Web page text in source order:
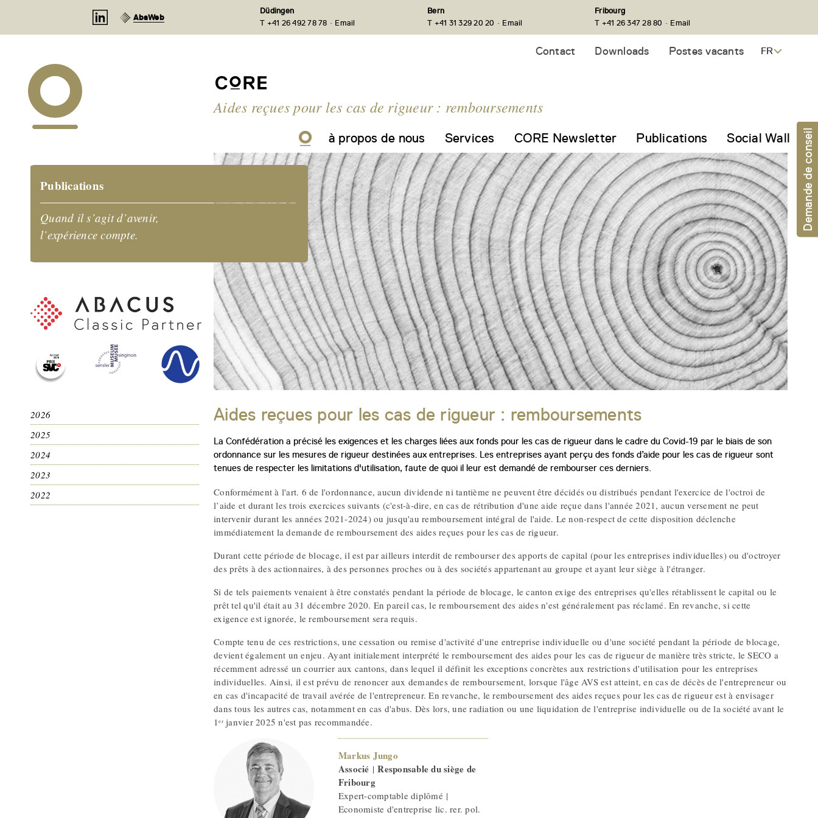
AbaWeb
Düdingen
T +41 26 492 78 78 · Email
Bern
T +41 31 329 20 20 · Email
Fribourg
T +41 26 347 28 80 · Email
Contact Downloads Postes vacants FR
Aides reçues pour les cas de rigueur : remboursements
à propos de nous Services CORE Newsletter Publications Social Wall
Publications
Quand il s’agit d’avenir,
l’expérience compte.
2026
2025
2024
2023
2022
Aides reçues pour les cas de rigueur : remboursements
La Confédération a précisé les exigences et les charges liées aux fonds pour les cas de rigueur dans le cadre du Covid-19 par le biais de son
ordonnance sur les mesures de rigueur destinées aux entreprises. Les entreprises ayant perçu des fonds d’aide pour les cas de rigueur sont
tenues de respecter les limitations d'utilisation, faute de quoi il leur est demandé de rembourser ces derniers.
Conformément à l'art. 6 de l'ordonnance, aucun dividende ni tantième ne peuvent être décidés ou distribués pendant l'exercice de l'octroi de
l’aide et durant les trois exercices suivants (c'est-à-dire, en cas de rétribution d'une aide reçue dans l'année 2021, aucun versement ne peut
intervenir durant les années 2021-2024) ou jusqu'au remboursement intégral de l'aide. Le non-respect de cette disposition déclenche
immédiatement la demande de remboursement des aides reçues pour les cas de rigueur.
Durant cette période de blocage, il est par ailleurs interdit de rembourser des apports de capital (pour les entreprises individuelles) ou d'octroyer
des prêts à des actionnaires, à des personnes proches ou à des sociétés appartenant au groupe et ayant leur siège à l'étranger.
Si de tels paiements venaient à être constatés pendant la période de blocage, le canton exige des entreprises qu'elles rétablissent le capital ou le
prêt tel qu'il était au 31 décembre 2020. En pareil cas, le remboursement des aides n'est généralement pas réclamé. En revanche, si cette
exigence est ignorée, le remboursement sera requis.
Compte tenu de ces restrictions, une cessation ou remise d'activité d'une entreprise individuelle ou d'une société pendant la période de blocage,
devient également un enjeu. Ayant initialement interprété le remboursement des aides pour les cas de rigueur de manière très stricte, le SECO a
récemment adressé un courrier aux cantons, dans lequel il définit les exceptions concrètes aux restrictions d'utilisation pour les entreprises
individuelles. Ainsi, il est prévu de renoncer aux demandes de remboursement, lorsque l'âge AVS est atteint, en cas de décès de l'entrepreneur ou
en cas d'incapacité de travail avérée de l'entrepreneur. En revanche, le remboursement des aides reçues pour les cas de rigueur est à envisager
dans tous les autres cas, notamment en cas d'abus. Dès lors, une radiation ou une liquidation de l'entreprise individuelle ou de la société avant le
1ᵉʳ janvier 2025 n'est pas recommandée.
Markus Jungo
Associé | Responsable du siège de
Fribourg
Expert-comptable diplômé |
Economiste d'entreprise lic. rer. pol.
Demande de conseil
Panneau de gestion des cookies